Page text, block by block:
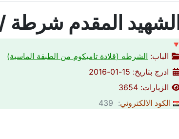
الشهيد المقدم
🔻
الباب: الشرطه (قلادة تاميكوم من الطبقة الماسية)
ادرج بتاريخ: 15-01-2016
الزيارات: 3654
الكود الالكتروني: 439